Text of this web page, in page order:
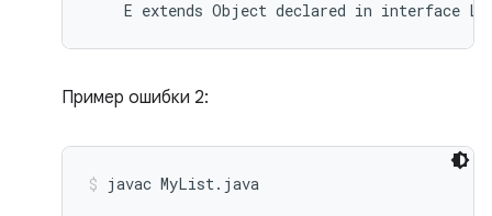
Пример ошибки 2:
javac MyList.java